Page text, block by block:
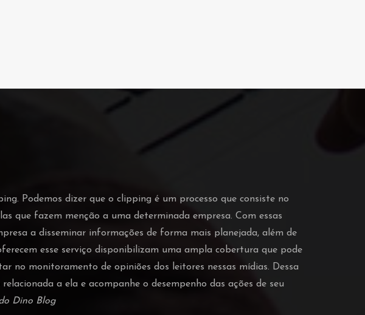
Podemos dizer que o clipping é um processo que consiste no
que fazem menção a uma determinada empresa. Com essas
a disseminar informações de forma mais planejada, além de
esse serviço disponibilizam uma ampla cobertura que pode
no monitoramento de opiniões dos leitores nessas mídias. Dessa
a ela e acompanhe o desempenho das ações de seu
Dino Blog